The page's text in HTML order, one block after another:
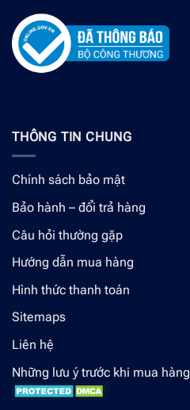
THÔNG TIN CHUNG
Chính sách bảo mật
Bảo hành – đổi trả hàng
Câu hỏi thường gặp
Hướng dẫn mua hàng
Hình thức thanh toán
Sitemaps
Liên hệ
Những lưu ý trước khi mua hàng